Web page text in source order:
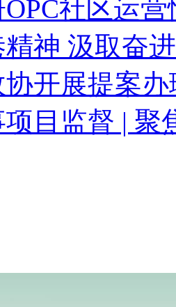
社区运营
精神 汲取奋
开展提案
目监督 | 聚